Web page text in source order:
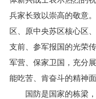
兵家长致以崇高的敬意
区、原中央苏区核心区
支前、参军报国的光荣
军营、保家卫国，充分
能吃苦、肯奋斗的精神
国防是国家的栋梁，